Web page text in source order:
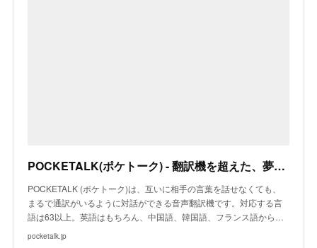
POCKETALK(ポケトーク) - 翻訳機を超えた、夢の「通訳機」
POCKETALK (ポケトーク)は、互いに相手の言葉を話せなくても、
まるで通訳がいるように対話ができる音声翻訳機です。対応する言
語は63以上。英語はもちろん、中国語、韓国語、フランス語から…
pocketalk.jp